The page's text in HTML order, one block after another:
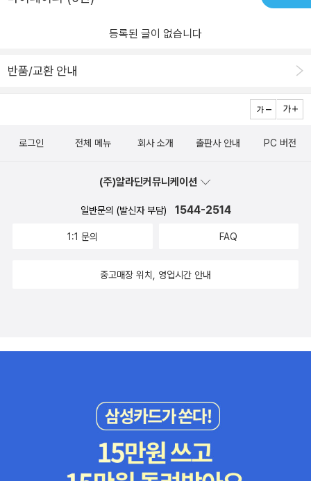
의해 근본적인 문제가 발생한다. 지나친 돈의 추구는 무엇을 위해 살
아가는지 모를 무의미함을 불러온다. 돈을 벌기 위해 일을 했으나, 일
관해서 이야기하지 않을 뿐만 아니라 공상에 가까운 대책을 꺼내는
야 하며 '의지'가 있어야만 해결 가능하다고 말하고 있었다. 시간에 대
한 개념을 새로운 관점으로 보아야 우리가 살아가기 위한 수단이 아
닌 존재로서의 가치를 느낄 수 있다고 말한다. 무의미하게 흘러가는
나마 자유로울 수 있을까. '일'에만 집중하여 보지 못했던 소모되는 시
간을 되돌아보며 그동안 당연하게 여겨졌던 것들도 이제는 더 이상
당연하게 여겨지지 않았다. 시간의 문제가 야기한 여러 가지 사회문
로 현대 자본주의 사회에서 분주하게 살아가지 않는 이는 적다. 다만
우리는 물리적 시간보다 심리적 시간에 쫓겨 '부족감'과 강박을 느끼
적인 대안이 필요함을 이야기한다. 시간부족이 단순히 개인의 문제가
해야 지구를 보전할 수 있는 정책의 초석이 될 수 있다고 한다. 불평등
하지 않게 누구나에게 똑같이 주어진 것은 하루라는 시간이라는 말이
생각난다. 저자처럼 사회적 정책이니 뭐니 하는 그런 의미까지는 아
했던 내 삶이 없는 의무의 시간만이 존재하는 사고에서 먼저 벗어나
야 비로소 나만의 자유시간을 누릴수 있을 듯 하다. '시간'이라는 것이
이렇게 심오하게 생각해봐야 하는 주제인지, 과연 내가 나에게 주어
등록된 글이 없습니다
반품/교환 안내
로그인 전체 메뉴 회사 소개 출판사 안내 PC 버전
(주)알라딘커뮤니케이션
일반문의 (발신자 부담) 1544-2514
1:1 문의 FAQ
중고매장 위치, 영업시간 안내